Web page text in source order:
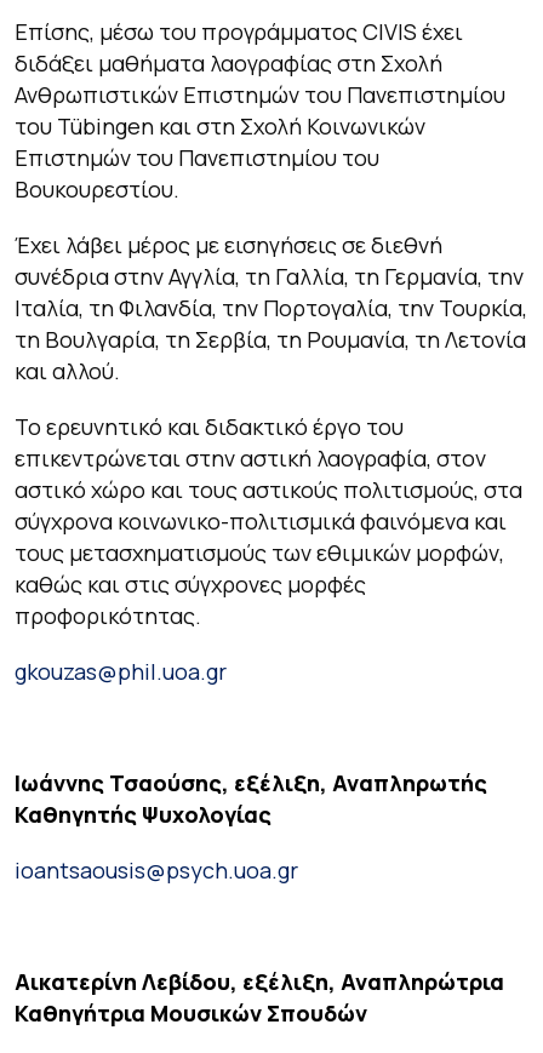
Επίσης, μέσω του προγράμματος CIVIS έχει
διδάξει μαθήματα λαογραφίας στη Σχολή
Ανθρωπιστικών Επιστημών του Πανεπιστημίου
του Tübingen και στη Σχολή Κοινωνικών
Επιστημών του Πανεπιστημίου του
Βουκουρεστίου.
Έχει λάβει μέρος με εισηγήσεις σε διεθνή
συνέδρια στην Αγγλία, τη Γαλλία, τη Γερμανία, την
Ιταλία, τη Φιλανδία, την Πορτογαλία, την Τουρκία,
τη Βουλγαρία, τη Σερβία, τη Ρουμανία, τη Λετονία
και αλλού.
Το ερευνητικό και διδακτικό έργο του
επικεντρώνεται στην αστική λαογραφία, στον
αστικό χώρο και τους αστικούς πολιτισμούς, στα
σύγχρονα κοινωνικο-πολιτισμικά φαινόμενα και
τους μετασχηματισμούς των εθιμικών μορφών,
καθώς και στις σύγχρονες μορφές
προφορικότητας.
gkouzas@phil.uoa.gr
Ιωάννης Τσαούσης, εξέλιξη, Αναπληρωτής
Καθηγητής Ψυχολογίας
ioantsaousis@psych.uoa.gr
Αικατερίνη Λεβίδου, εξέλιξη, Αναπληρώτρια
Καθηγήτρια Μουσικών Σπουδών